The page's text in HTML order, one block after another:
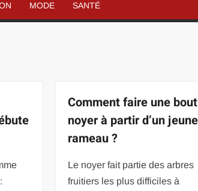
MODE SANTÉ
Comment faire une
noyer à partir d’un jeune
rameau ?
Le noyer fait partie des arbres
fruitiers les plus difficiles à